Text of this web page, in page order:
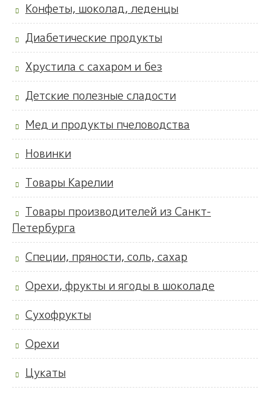
Конфеты, шоколад, леденцы
Диабетические продукты
Хрустила с сахаром и без
Детские полезные сладости
Мед и продукты пчеловодства
Новинки
Товары Карелии
Товары производителей из Санкт-
Петербурга
Специи, пряности, соль, сахар
Орехи, фрукты и ягоды в шоколаде
Сухофрукты
Орехи
Цукаты